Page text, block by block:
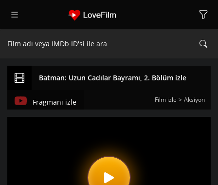
Batman: Uzun Cadılar Bayramı, 2. Bölüm izle
Film izle Aksiyon
Fragmanı izle